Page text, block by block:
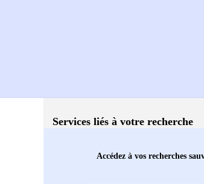
Services liés à votre recherche
Accédez à vos recherches